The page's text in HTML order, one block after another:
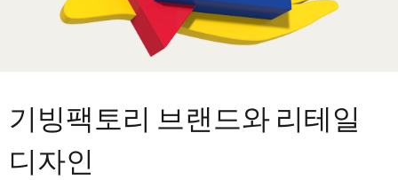
기빙팩토리 브랜드와 리테일
디자인